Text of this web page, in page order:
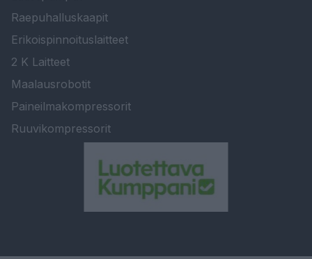
Raepuhalluskaapit
Erikoispinnoituslaitteet
2 K Laitteet
Maalausrobotit
Paineilmakompressorit
Ruuvikompressorit